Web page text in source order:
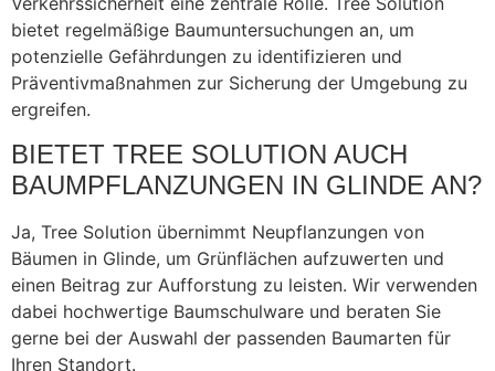
bietet regelmäßige Baumuntersuchungen an, um
potenzielle Gefährdungen zu identifizieren und
Präventivmaßnahmen zur Sicherung der Umgebung zu
ergreifen.
BIETET TREE SOLUTION AUCH
BAUMPFLANZUNGEN IN GLINDE AN?
Ja, Tree Solution übernimmt Neupflanzungen von
Bäumen in Glinde, um Grünflächen aufzuwerten und
einen Beitrag zur Aufforstung zu leisten. Wir verwenden
dabei hochwertige Baumschulware und beraten Sie
gerne bei der Auswahl der passenden Baumarten für
Ihren Standort.